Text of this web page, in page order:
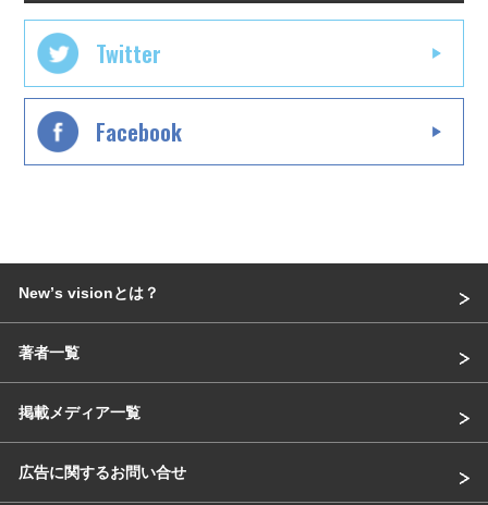
Twitter
Facebook
Newʼs visionとは？
著者一覧
掲載メディア一覧
広告に関するお問い合せ